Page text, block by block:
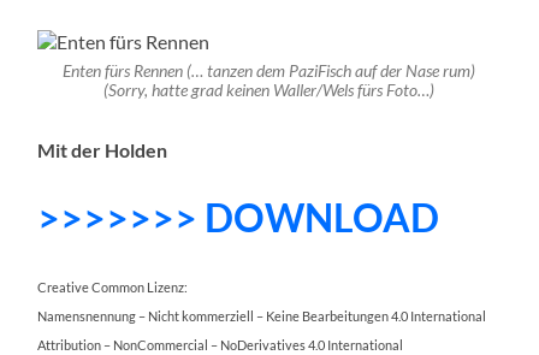
Enten fürs Rennen (… tanzen dem PaziFisch auf der Nase rum)
(Sorry, hatte grad keinen Waller/Wels fürs Foto…)
Mit der Holden
>>>>>>> DOWNLOAD
Creative Common Lizenz:
Namensnennung – Nicht kommerziell – Keine Bearbeitungen 4.0 International
Attribution – NonCommercial – NoDerivatives 4.0 International